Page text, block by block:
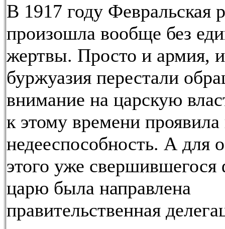
В 1917 году Февральская
произошла вообще без
жертвы. Просто и армия,
буржуазия перестали
внимание на царскую
к этому времени
недееспособность. А для
этого уже свершившегося
царю была направлена
правительственная